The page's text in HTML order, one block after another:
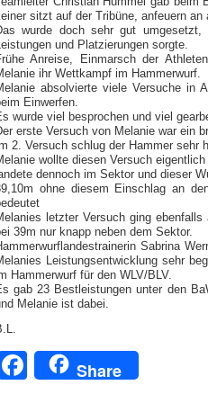
sitzt auf der Tribüne, anfeuern
wurde doch sehr gut
Leistungen und Platzierungen sorgte.
Anreise, Einmarsch der
ihr Wettkampf im Hammerwurf.
absolvierte viele Versuche in
Einwerfen.
wurde viel besprochen und viel
erste Versuch von Melanie war ein
2. Versuch schlug der Hammer sehr
wollte diesen Versuch
dennoch im Sektor und dieser
ohne diesem Einschlag an
letzter Versuch ging
39m nur knapp neben dem Sektor.
Sabrina
Leistungsentwicklung sehr
Hammerwurf für den WLV/BLV.
gab 23 Bestleistungen unter den
Melanie ist dabei.
Facebook
Share